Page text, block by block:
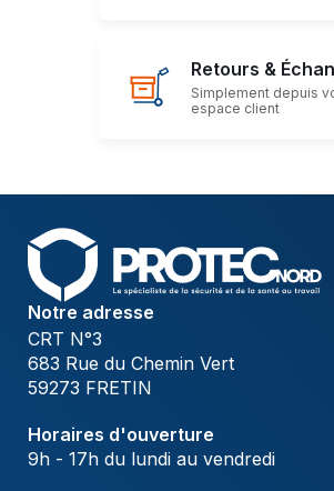
Retours &
Simplement depuis
espace client
Notre adresse
CRT N°3
683 Rue du Chemin Vert
59273 FRETIN
Horaires d'ouverture
9h - 17h du lundi au vendredi